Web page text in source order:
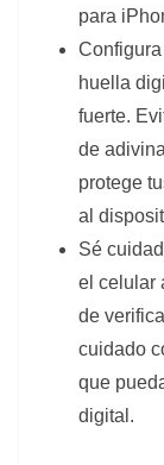
para
huella
fuerte.
de
protege
al
Sé
el celular
de
cuidado
que
digital.